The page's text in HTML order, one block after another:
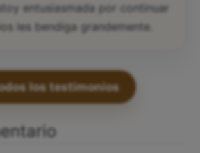
entusiasmada por continuar
les bendiga grandemente.
los testimonios